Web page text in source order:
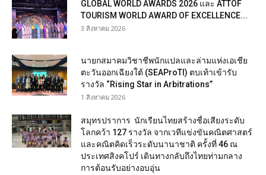
GLOBAL WORLD AWARDS 2026 และ ATTOF
TOURISM WORLD AWARD OF EXCELLENCE...
3 สิงหาคม 2026
นายกสมาคมวิชาชีพนักแปลและล่ามแห่งเอเชีย
ตะวันออกเฉียงใต้ (SEAProTI) ตบเท้าเข้ารับ
รางวัล “Rising Star in Arbitrations”
1 สิงหาคม 2026
สมุทรปราการ นักเรียนไทยสร้างชื่อเสียงระดับ
โลกคว้า 127 รางวัล จากเวทีแข่งขันคณิตศาสตร์
และคณิตคิดเร็วระดับนานาชาติ ครั้งที่ 46 ณ
ประเทศสิงคโปร์ เดินทางกลับถึงไทยท่ามกลาง
การต้อนรับอย่างอบอุ่น